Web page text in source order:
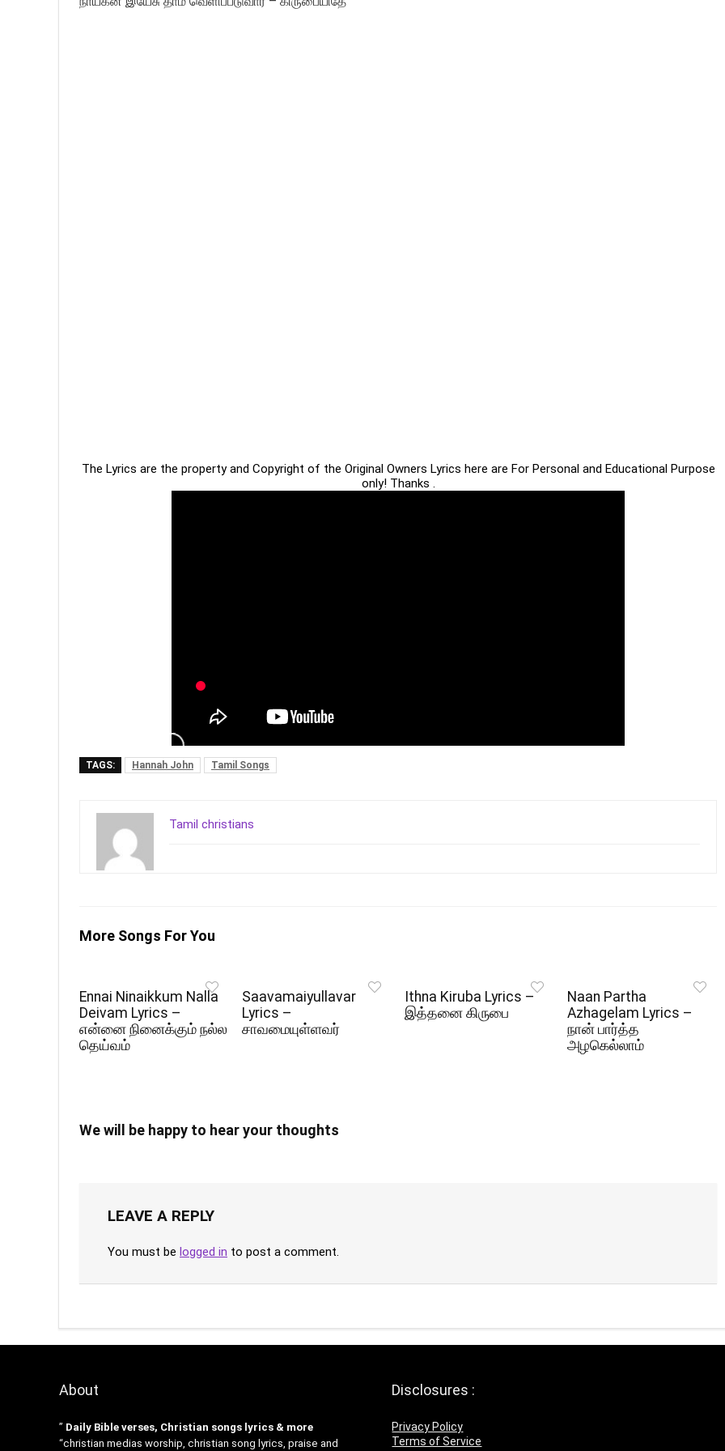
The Lyrics are the property and Copyright of the Original Owners Lyrics here are For Personal and Educational Purpose
only! Thanks .
TAGS: Hannah John Tamil Songs
Tamil christians
More Songs For You
Ennai Ninaikkum Nalla
Deivam Lyrics –
என்னை நினைக்கும் நல்ல
தெய்வம்
Saavamaiyullavar
Lyrics –
சாவமையுள்ளவர்
Ithna Kiruba Lyrics –
இத்தனை கிருபை
Naan Partha
Azhagelam Lyrics –
நான் பார்த்த
அழகெல்லாம்
We will be happy to hear your thoughts
LEAVE A REPLY
You must be logged in to post a comment.
About
” Daily Bible verses, Christian songs lyrics & more
“christian medias worship, christian song lyrics, praise and
Disclosures :
Privacy Policy
Terms of Service